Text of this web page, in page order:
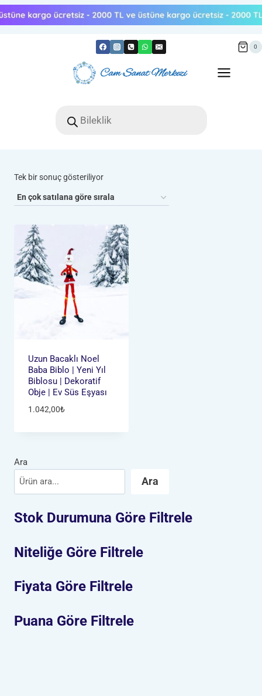
Skip
to
0
search
Tek bir sonuç gösteriliyor
Uzun Bacaklı Noel
Baba Biblo | Yeni Yıl
Biblosu | Dekoratif
Obje | Ev Süs Eşyası
1.042,00₺
Ara
Ara
Stok Durumuna Göre Filtrele
Niteliğe Göre Filtrele
Fiyata Göre Filtrele
Puana Göre Filtrele